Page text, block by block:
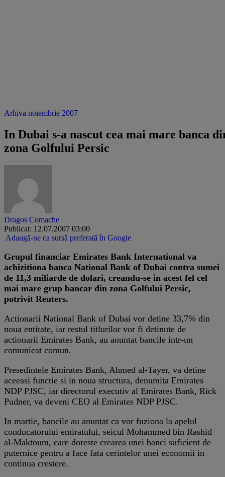
Arhiva noiembrie 2007
In Dubai s-a nascut cea mai mare banca
zona Golfului Persic
Dragos Comache
Publicat: 12.07.2007 03:00
Adaugă-ne ca sursă preferată în Google
Grupul financiar Emirates Bank International va
achizitiona banca National Bank of Dubai contra sumei
de 11,3 miliarde de dolari, creandu-se in acest fel cel
mai mare grup bancar din zona Golfului Persic,
potrivit Reuters.
Actionarii National Bank of Dubai vor detine 33,7% din
noua entitate, iar restul titlurilor vor fi detinute de
actionarii Emirates Bank, au anuntat bancile intr-un
comunicat comun.
Presedintele Emirates Bank, Ahmed al-Tayer, va detine
aceeasi functie si in noua structura, denumita Emirates
NDP PJSC, iar directorul executiv al Emirates Bank, Rick
Pudner, va deveni CEO al Emirates NDP PJSC.
In martie, bancile au anuntat ca vor fuziona la apelul
conducatorului emiratului, seicul Mohammed bin Rashid
al-Maktoum, care doreste crearea unei banci suficient de
puternice pentru a face fata cerintelor unei economii in
continua crestere.